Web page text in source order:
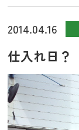
2014.04.16
仕入れ日？